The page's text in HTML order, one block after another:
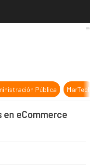
profesionales en
Pública
eCommerce